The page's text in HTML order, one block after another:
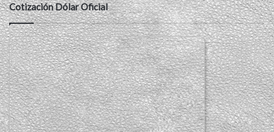
Cotización Dólar Oficial